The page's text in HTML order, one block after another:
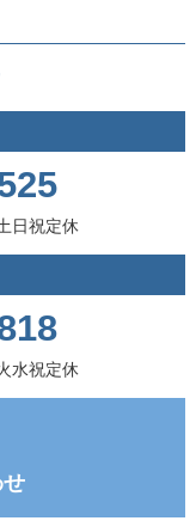
日祝定休
水祝定休